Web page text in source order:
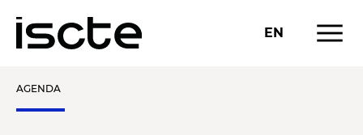
EN menu
AGENDA